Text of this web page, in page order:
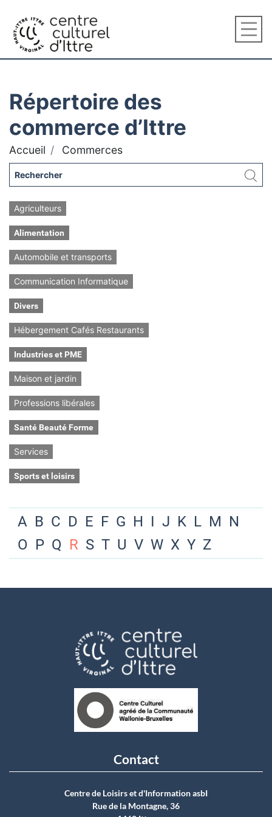
Répertoire des
commerce d’Ittre
Accueil Commerces
Agriculteurs
Alimentation
Automobile et transports
Communication Informatique
Divers
Hébergement Cafés Restaurants
Industries et PME
Maison et jardin
Professions libérales
Santé Beauté Forme
Services
Sports et loisirs
A B C D E F G H I J K L M N
O P Q R S T U V W X Y Z
Contact
Centre de Loisirs et d'Information asbI
Rue de la Montagne, 36